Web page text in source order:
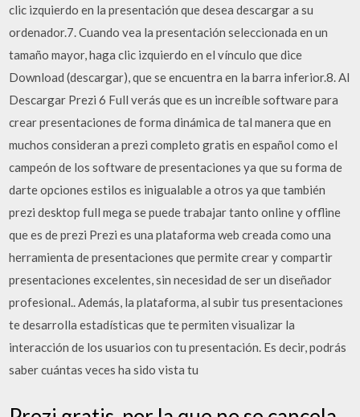
clic izquierdo en la presentación que desea descargar a su
ordenador.7. Cuando vea la presentación seleccionada en un
tamaño mayor, haga clic izquierdo en el vínculo que dice
Download (descargar), que se encuentra en la barra inferior.8. Al
Descargar Prezi 6 Full verás que es un increíble software para
crear presentaciones de forma dinámica de tal manera que en
muchos consideran a prezi completo gratis en español como el
campeón de los software de presentaciones ya que su forma de
darte opciones estilos es inigualable a otros ya que también
prezi desktop full mega se puede trabajar tanto online y offline
que es de prezi Prezi es una plataforma web creada como una
herramienta de presentaciones que permite crear y compartir
presentaciones excelentes, sin necesidad de ser un diseñador
profesional.. Además, la plataforma, al subir tus presentaciones
te desarrolla estadísticas que te permiten visualizar la
interacción de los usuarios con tu presentación. Es decir, podrás
saber cuántas veces ha sido vista tu